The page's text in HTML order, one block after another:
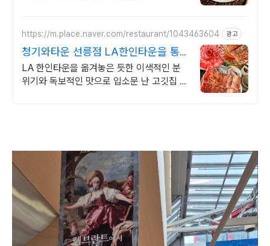
https://m.place.naver.com/restaurant/1043463604 광고
청기와타운 선릉점 LA한인타운을 통
째로 옮긴맛
LA 한인타운을 옮겨놓은 듯한 이색적인 분
위기와 독보적인 맛으로 입소문 난 고깃집 본